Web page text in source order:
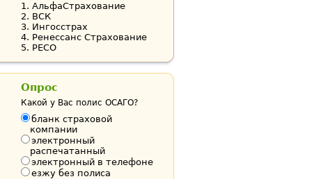
АльфаСтрахование
ВСК
Ингосстрах
Ренессанс Страхование
РЕСО
Опрос
Какой у Вас полис ОСАГО?
бланк страховой
компании
электронный
распечатанный
электронный в телефоне
езжу без полиса